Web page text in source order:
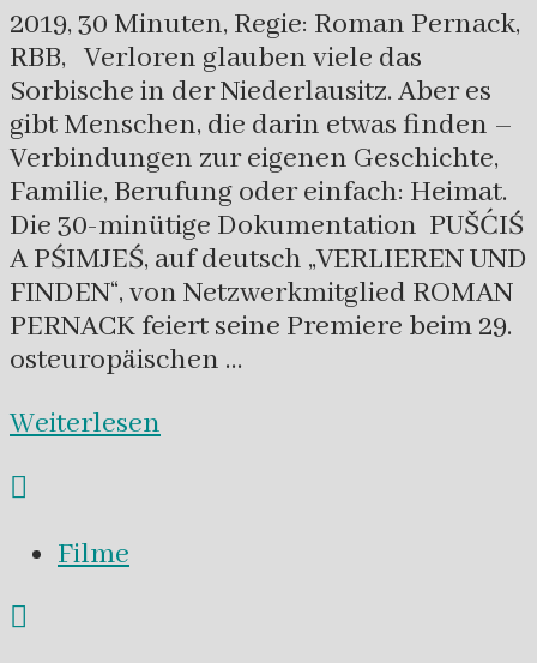
2019, 30 Minuten, Regie: Roman Pernack,
RBB, Verloren glauben viele das
Sorbische in der Niederlausitz. Aber es
gibt Menschen, die darin etwas finden –
Verbindungen zur eigenen Geschichte,
Familie, Berufung oder einfach: Heimat.
Die 30-minütige Dokumentation PUŠĆIŚ
A PŚIMJEŚ, auf deutsch „VERLIEREN UND
FINDEN“, von Netzwerkmitglied ROMAN
PERNACK feiert seine Premiere beim 29.
osteuropäischen …
Weiterlesen
Filme